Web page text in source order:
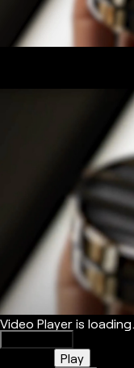
Video Player is loading.
Play